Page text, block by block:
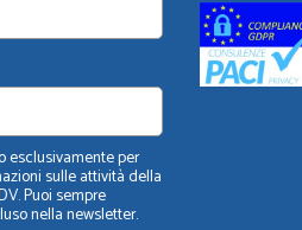
esclusivamente per
sulle attività della
Puoi sempre
nella newsletter.